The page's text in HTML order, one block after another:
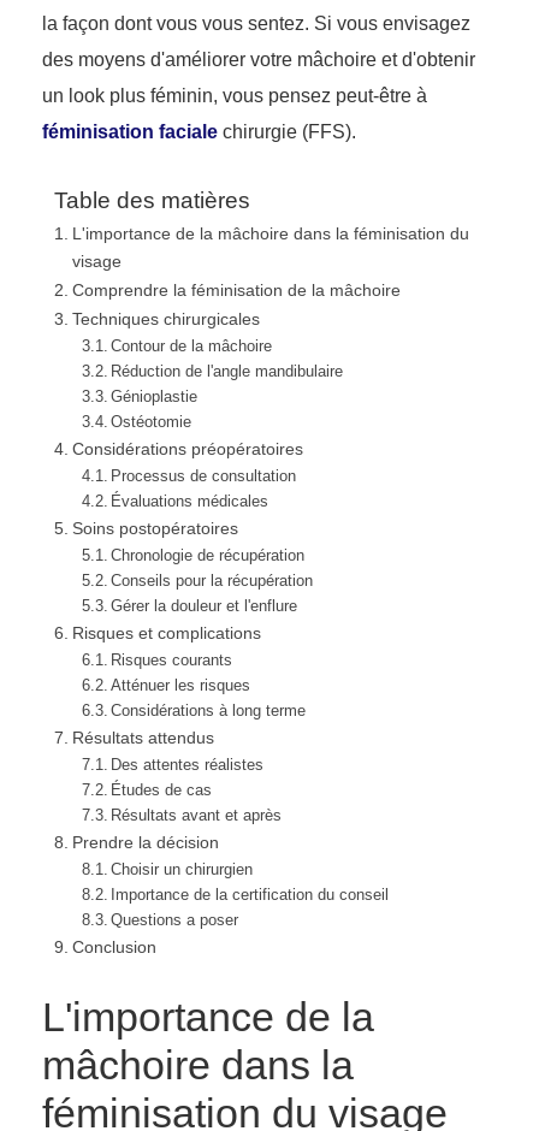
la façon dont vous vous sentez. Si vous envisagez
des moyens d'améliorer votre mâchoire et d'obtenir
un look plus féminin, vous pensez peut-être à
féminisation faciale chirurgie (FFS).
Table des matières
L'importance de la mâchoire dans la féminisation du
visage
Comprendre la féminisation de la mâchoire
Techniques chirurgicales
Contour de la mâchoire
Réduction de l'angle mandibulaire
Génioplastie
Ostéotomie
Considérations préopératoires
Processus de consultation
Évaluations médicales
Soins postopératoires
Chronologie de récupération
Conseils pour la récupération
Gérer la douleur et l'enflure
Risques et complications
Risques courants
Atténuer les risques
Considérations à long terme
Résultats attendus
Des attentes réalistes
Études de cas
Résultats avant et après
Prendre la décision
Choisir un chirurgien
Importance de la certification du conseil
Questions a poser
Conclusion
L'importance de la
mâchoire dans la
féminisation du visage